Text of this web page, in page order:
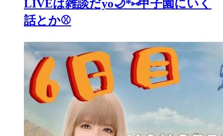
LIVEは雑談だyo🌙*⑅甲子園にいく
話とか⚾️